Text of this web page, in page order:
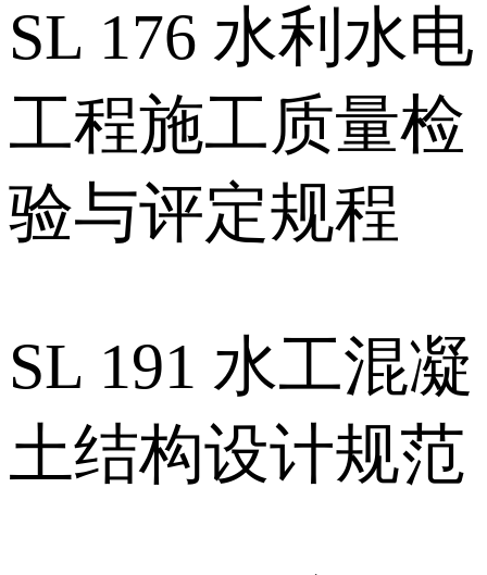
SL 176 水利水电
工程施工质量检
验与评定规程
SL 191 水工混凝
土结构设计规范